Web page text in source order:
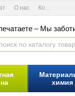
О нас Контактная информация
– Мы
химия